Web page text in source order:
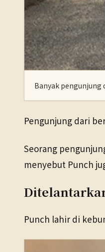
Banyak pengunjung
Pengunjung dari
Seorang
menyebut Punch
Punch lahir di